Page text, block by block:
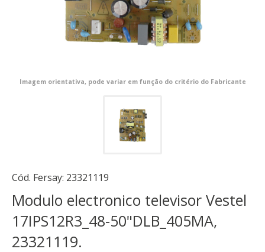
Imagem orientativa, pode variar em função do critério do Fabricante
Cód. Fersay: 23321119
Modulo electronico televisor Vestel
17IPS12R3_48-50"DLB_405MA,
23321119.